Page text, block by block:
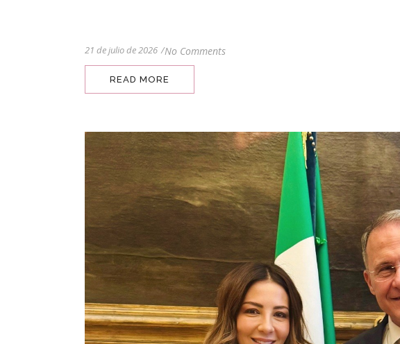
21 de julio de 2026 /No Comments
READ MORE